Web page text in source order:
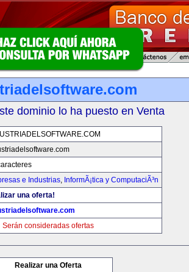
dominio lo ha puesto en Venta
e Industrias, InformÃ¡tica y ComputaciÃ³n
una oferta!
Serán consideradas ofertas
Realizar una Oferta